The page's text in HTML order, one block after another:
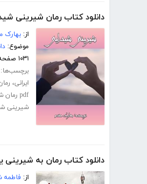
دانلود کتاب رمان شیرینی
از: بهارک
موضوع:
۱۰۳۱ صفحه
برچسب‌ها:
ایرانی،
pdf رمان شیرینی شیدایی
شیرینی
دانلود کتاب رمان به شیرینی
از: فاطمه